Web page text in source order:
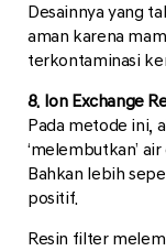
Desainnya yang
aman karena
terkontaminasi
8. Ion Exchange
Pada metode ini,
‘melembutkan’
Bahkan lebih
positif.
Resin filter